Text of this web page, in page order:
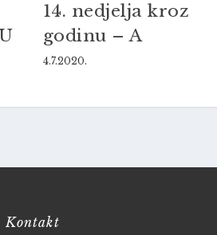
14. nedjelja kroz
godinu – A
4.7.2020.
Kontakt